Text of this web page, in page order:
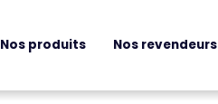
Nos produits Nos revendeurs